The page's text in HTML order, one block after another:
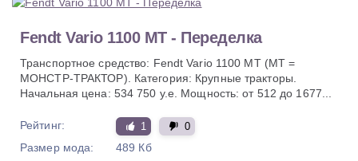
Fendt Vario 1100 MT - Переделка
Транспортное средство: Fendt Vario 1100 MT (MT =
МОНСТР-ТРАКТОР). Категория: Крупные тракторы.
Начальная цена: 534 750 у.е. Мощность: от 512 до 1677...
Рейтинг: 1 0
Размер мода:
489 Кб